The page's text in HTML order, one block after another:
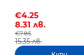
€4.25
8.31 лв.
€7.85
15.35 лв.